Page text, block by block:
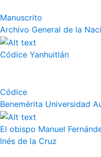
Manuscrito
Archivo General de la
Códice Yanhuitlán
Códice
Benemérita Universidad
El obispo Manuel
Inés de la Cruz